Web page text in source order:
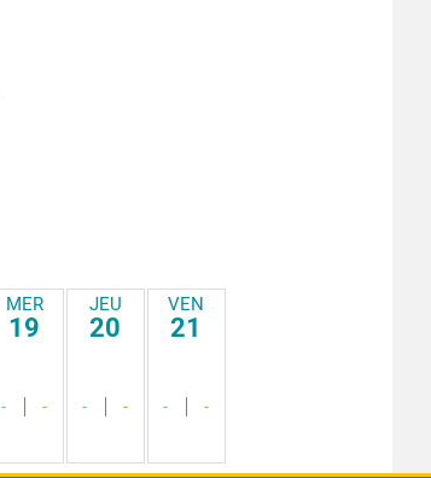
MER
19
- -
JEU
20
- -
VEN
21
- -